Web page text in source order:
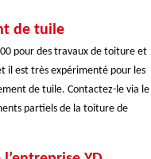
de tuile
pour des travaux de toiture et
il est très expérimenté pour les
de tuile. Contactez-le via le
partiels de la toiture de